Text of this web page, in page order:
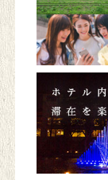
簡体
繁体
한국어
แบบไ